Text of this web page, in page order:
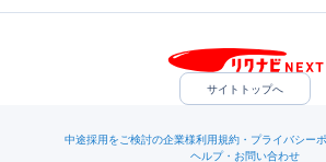
サイトトップへ
中途採用をご検討の企業様利用規約・プライバシー
ヘルプ・お問い合わせ